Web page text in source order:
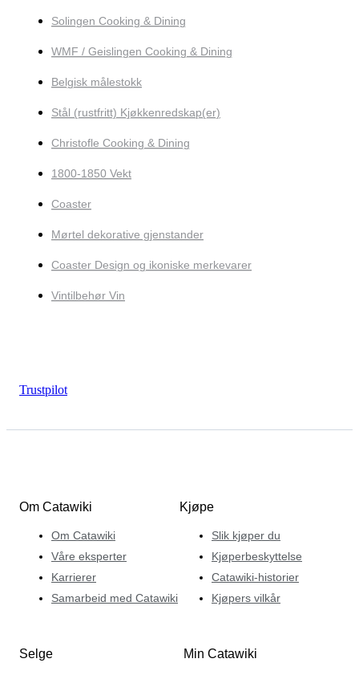
Solingen Cooking & Dining
WMF / Geislingen Cooking & Dining
Belgisk målestokk
Stål (rustfritt) Kjøkkenredskap(er)
Christofle Cooking & Dining
1800-1850 Vekt
Coaster
Mørtel dekorative gjenstander
Coaster Design og ikoniske merkevarer
Vintilbehør Vin
Trustpilot
Om Catawiki
Om Catawiki
Våre eksperter
Karrierer
Samarbeid med Catawiki
Kjøpe
Slik kjøper du
Kjøperbeskyttelse
Catawiki-historier
Kjøpers vilkår
Selge Min Catawiki